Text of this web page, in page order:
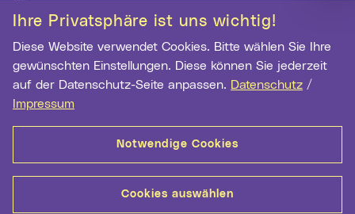
Ihre Privatsphäre ist uns wichtig!
Diese Website verwendet Cookies. Bitte wählen Sie Ihre
gewünschten Einstellungen. Diese können Sie jederzeit
auf der Datenschutz-Seite anpassen. Datenschutz /
Impressum
Notwendige Cookies
Cookies auswählen
Schau auf Linz
Newsletter-Anmeldung
E-Mail-Adresse eingeben
Anmelden